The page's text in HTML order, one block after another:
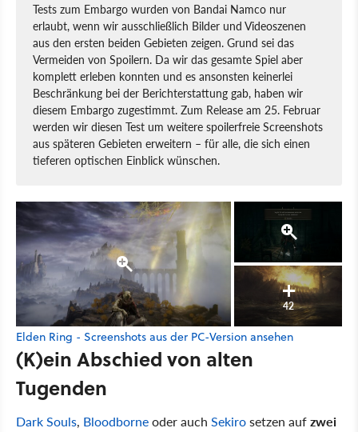
Tests zum Embargo wurden von Bandai Namco nur
erlaubt, wenn wir ausschließlich Bilder und Videoszenen
aus den ersten beiden Gebieten zeigen. Grund sei das
Vermeiden von Spoilern. Da wir das gesamte Spiel aber
komplett erleben konnten und es ansonsten keinerlei
Beschränkung bei der Berichterstattung gab, haben wir
diesem Embargo zugestimmt. Zum Release am 25. Februar
werden wir diesen Test um weitere spoilerfreie Screenshots
aus späteren Gebieten erweitern – für alle, die sich einen
tieferen optischen Einblick wünschen.
42
Elden Ring - Screenshots aus der PC-Version ansehen
(K)ein Abschied von alten
Tugenden
Dark Souls, Bloodborneoder auch Sekirosetzen aufzwei